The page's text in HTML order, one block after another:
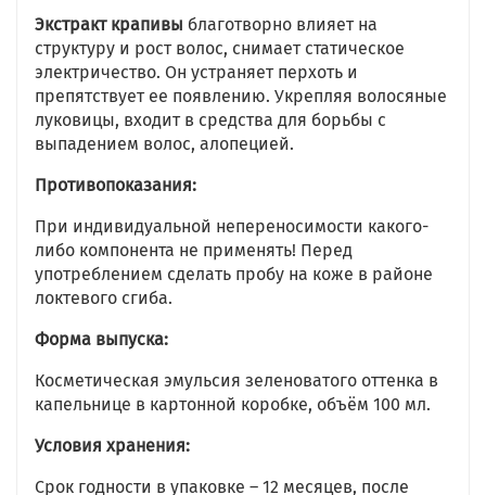
Экстракт крапивы благотворно влияет на
структуру и рост волос, снимает статическое
электричество. Он устраняет перхоть и
препятствует ее появлению. Укрепляя волосяные
луковицы, входит в средства для борьбы с
выпадением волос, алопецией.
Противопоказания:
При индивидуальной непереносимости какого-
либо компонента не применять! Перед
употреблением сделать пробу на коже в районе
локтевого сгиба.
Форма выпуска:
Косметическая эмульсия зеленоватого оттенка в
капельнице в картонной коробке, объём 100 мл.
Условия хранения:
Срок годности в упаковке – 12 месяцев, после